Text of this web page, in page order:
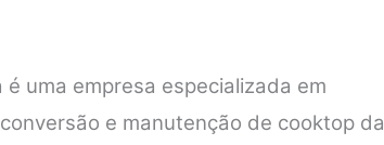
é uma empresa especializada em
e manutenção de cooktop da